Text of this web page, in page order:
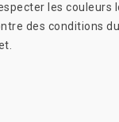
les
des conditions